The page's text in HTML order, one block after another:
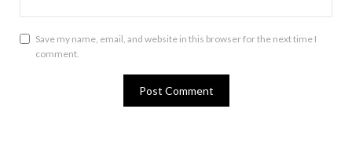
Save my name, email, and website in this browser for the next time I
comment.